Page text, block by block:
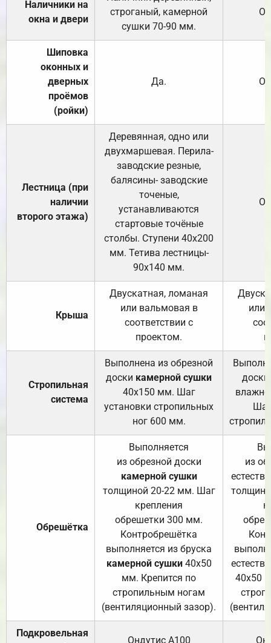
Наличники на
окна и двери
строганый, камерной
сушки 70-90 мм.
Шиповка
оконных и
дверных
проёмов
(ройки)
Да.
Лестница (при
наличии
второго этажа)
Деревянная, одно или
двухмаршевая. Перила-
заводские резные,
балясины- заводские
точеные,
устанавливаются
стартовые точёные
столбы. Ступени 40х200
мм. Тетива лестницы-
90х140 мм.
Крыша
Двускатная, ломаная
или вальмовая в
соответствии с
проектом.
или
Стропильная
система
Выполнена из обрезной
доски камерной сушки
40х150 мм. Шаг
установки стропильных
ног 600 мм.
доски
Обрешётка
Выполняется
из обрезной доски
камерной сушки
толщиной 20-22 мм. Шаг
крепления
обрешетки 300 мм.
Контробрешётка
выполняется из бруска
камерной сушки40х50
мм. Крепится по
стропильным ногам
(вентиляционный зазор).
из
40х50
Подкровельная
Ондутис А100